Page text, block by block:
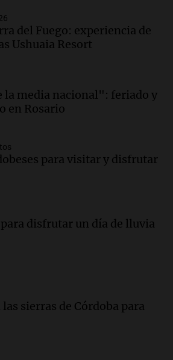
del Fuego: experiencia de
Ushuaia Resort
la media nacional": feriado y
en Rosario
para visitar y disfrutar
disfrutar un día de lluvia
sierras de Córdoba para